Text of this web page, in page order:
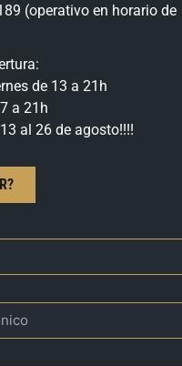
(operativo en horario de
de 13 a 21h
a 21h
al 26 de agosto!!!!